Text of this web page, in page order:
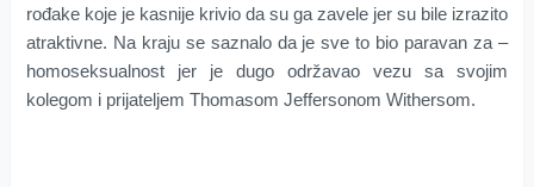
rođake koje je kasnije krivio da su ga zavele jer su bile izrazito
atraktivne. Na kraju se saznalo da je sve to bio paravan za –
homoseksualnost jer je dugo održavao vezu sa svojim
kolegom i prijateljem Thomasom Jeffersonom Withersom.